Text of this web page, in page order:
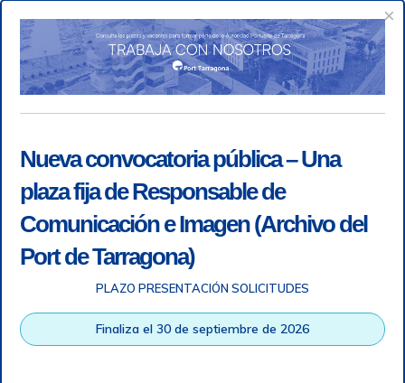
Autoridad Portuaria de Tarragona © Todos los derechos
×
Nueva convocatoria pública – Una
plaza fija de Responsable de
Comunicación e Imagen (Archivo del
Port de Tarragona)
PLAZO PRESENTACIÓN SOLICITUDES
Finaliza el 30 de septiembre de 2026